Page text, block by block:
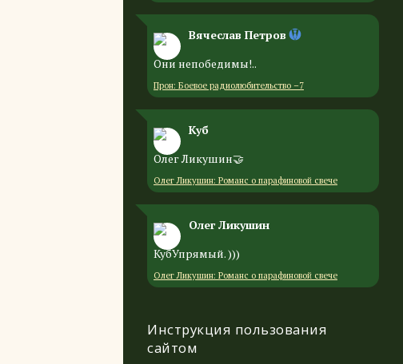
Вячеслав Петров
Они непобедимы!..
Прон: Боевое радиолюбительство –7
Куб
Олег Ликушин🤝
Олег Ликушин: Романс о парафиновой свече
Олег Ликушин
КубУпрямый. )))
Олег Ликушин: Романс о парафиновой свече
Инструкция пользования
сайтом